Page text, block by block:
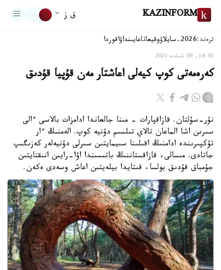
KAZINFORM ق ز
ترەند:2026-سايلاۋ وقيعاتاعايىنداۋاقوردا
14:45, 09 شىلدە 2021
كەرەمەتى كوپ كيەلى اعاشتار مەن قۇپيا قۇدىق
نۇر-سۇلتان. قازاقپارات - مىنا جالعاندا ادامزات بالاسى ءالى
سىرىن اشا الماعان تالاي تىلسىم دۇنيە كوپ. الەمنىڭ ءار
تۇكپىرىندە ادامنىڭ اقىلىنا سىيمايتىن سىرلى دۇنيەلەر كەزىگىپ
جاتادى. مىسالى، قازاقستاننىڭ باتىسىندا اۋا-رايىن انىقتايتىن
جۇمباق قۇدىق بولسا، قىتايدا بيلەيتىن اعاش وسەدى ەكەن.